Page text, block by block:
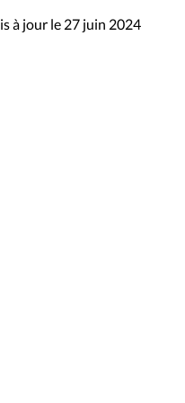
à jour le 27 juin 2024